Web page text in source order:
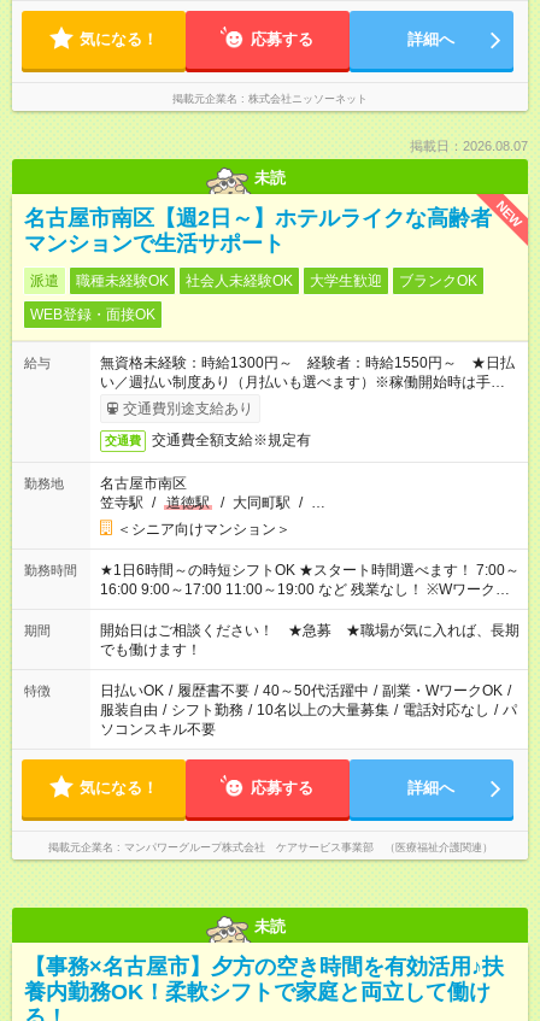
気になる！ 応募する 詳細へ
掲載元企業名 株式会社ニッソーネット
掲載日：2026.08.07
未読
NEW
名古屋市南区【週2日～】ホテルライクな高齢者
マンションで生活サポート
派遣 職種未経験OK 社会人未経験OK 大学生歓迎
ブランクOK
WEB登録・面接OK
給与
無資格未経験：時給1300円～ 経験者：時給1550円～ ★日払
い／週払い制度あり（月払いも選べます）※稼働開始時は手続き
完了次第のお支払いとなります。
交通費別途支給あり
交通費 交通費全額支給※規定有
勤務地
名古屋市南区
笠寺駅 / 道徳駅 / 大同町駅 / …
＜シニア向けマンション＞
勤務時間
★1日6時間～の時短シフトOK ★スタート時間選べます！ 7:00～
16:00 9:00～17:00 11:00～19:00 など 残業なし！ ※Wワークの
場合、他のお仕事と合わせ週40時間超の就業はご案内できませ
ん ※法令に基づき、週20時間以上勤務は社会保険への加入対象
となります ※労働者派遣法（日雇い派遣の原則禁止）により、
短時間・短期間の就業はご案内が難しい場合があります
期間
開始日はご相談ください！ ★急募 ★職場が気に入れば、長期
でも働けます！
特徴 日払いOK / 履歴書不要 / 40～50代活躍中 / 副業・WワークOK /
服装自由 / シフト勤務 / 10名以上の大量募集 / 電話対応なし / パ
ソコンスキル不要
気になる！ 応募する 詳細へ
掲載元企業名 マンパワーグループ株式会社 ケアサービス事業部 （医療福祉介護関連）
未読
【事務×名古屋市】夕方の空き時間を有効活用♪扶
養内勤務OK！柔軟シフトで家庭と両立して働け